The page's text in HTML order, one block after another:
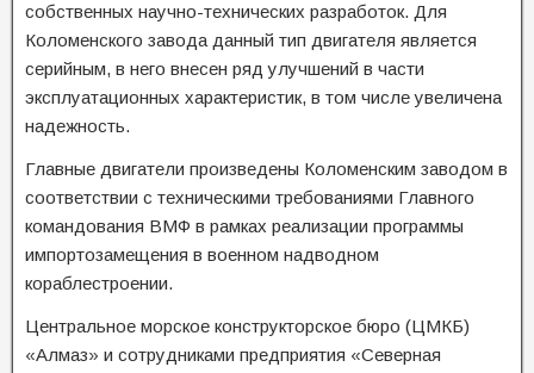
собственных научно-технических разработок. Для
Коломенского завода данный тип двигателя является
серийным, в него внесен ряд улучшений в части
эксплуатационных характеристик, в том числе увеличена
надежность.
Главные двигатели произведены Коломенским заводом в
соответствии с техническими требованиями Главного
командования ВМФ в рамках реализации программы
импортозамещения в военном надводном
кораблестроении.
Центральное морское конструкторское бюро (ЦМКБ)
«Алмаз» и сотрудниками предприятия «Северная